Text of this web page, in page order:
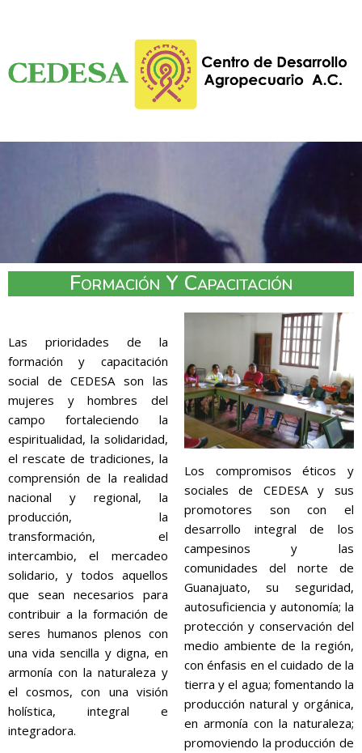
Formación Y Capacitación
Las prioridades de la
formación y capacitación
social de CEDESA son las
mujeres y hombres del
campo fortaleciendo la
espiritualidad, la solidaridad,
el rescate de tradiciones, la
comprensión de la realidad
nacional y regional, la
producción, la
transformación, el
intercambio, el mercadeo
solidario, y todos aquellos
que sean necesarios para
contribuir a la formación de
seres humanos plenos con
una vida sencilla y digna, en
armonía con la naturaleza y
el cosmos, con una visión
holística, integral e
integradora.
Los compromisos éticos y
sociales de CEDESA y sus
promotores son con el
desarrollo integral de los
campesinos y las
comunidades del norte de
Guanajuato, su seguridad,
autosuficiencia y autonomía; la
protección y conservación del
medio ambiente de la región,
con énfasis en el cuidado de la
tierra y el agua; fomentando la
producción natural y orgánica,
en armonía con la naturaleza;
promoviendo la producción de